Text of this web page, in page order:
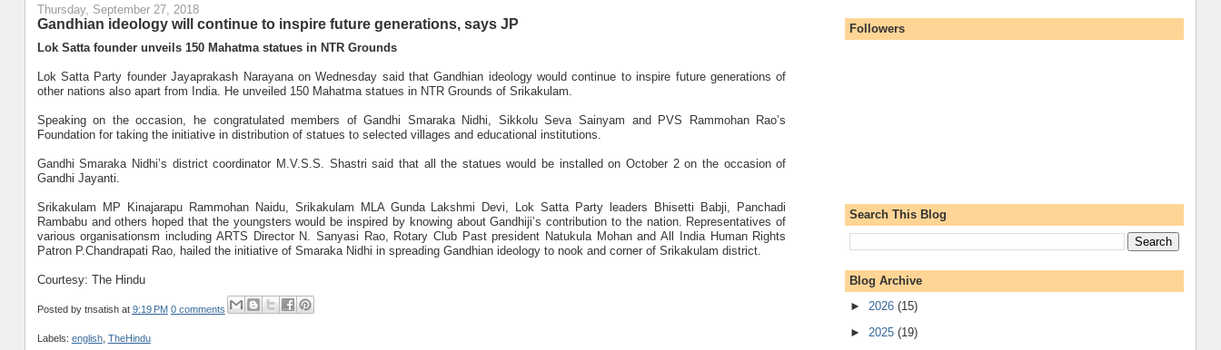
Thursday, September 27, 2018
Gandhian ideology will continue to inspire future generations, says JP
Lok Satta founder unveils 150 Mahatma statues in NTR Grounds
Lok Satta Party founder Jayaprakash Narayana on Wednesday said that Gandhian ideology would continue to inspire future generations of
other nations also apart from India. He unveiled 150 Mahatma statues in NTR Grounds of Srikakulam.
Speaking on the occasion, he congratulated members of Gandhi Smaraka Nidhi, Sikkolu Seva Sainyam and PVS Rammohan Rao’s
Foundation for taking the initiative in distribution of statues to selected villages and educational institutions.
Gandhi Smaraka Nidhi’s district coordinator M.V.S.S. Shastri said that all the statues would be installed on October 2 on the occasion of
Gandhi Jayanti.
Srikakulam MP Kinajarapu Rammohan Naidu, Srikakulam MLA Gunda Lakshmi Devi, Lok Satta Party leaders Bhisetti Babji, Panchadi
Rambabu and others hoped that the youngsters would be inspired by knowing about Gandhiji’s contribution to the nation. Representatives of
various organisationsm including ARTS Director N. Sanyasi Rao, Rotary Club Past president Natukula Mohan and All India Human Rights
Patron P.Chandrapati Rao, hailed the initiative of Smaraka Nidhi in spreading Gandhian ideology to nook and corner of Srikakulam district.
Courtesy: The Hindu
Posted by tnsatish at 9:19 PM 0 comments
Labels: english, TheHindu
Followers
Search This Blog
Blog Archive
► 2026 (15)
► 2025 (19)